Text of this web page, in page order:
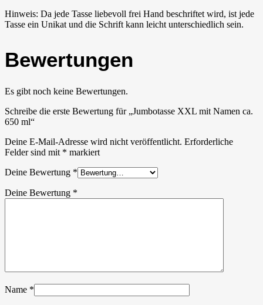
Hinweis: Da jede Tasse liebevoll frei Hand beschriftet wird, ist jede
Tasse ein Unikat und die Schrift kann leicht unterschiedlich sein.
Bewertungen
Es gibt noch keine Bewertungen.
Schreibe die erste Bewertung für „Jumbotasse XXL mit Namen ca.
650 ml“
Deine E-Mail-Adresse wird nicht veröffentlicht. Erforderliche
Felder sind mit * markiert
Deine Bewertung *
Deine Bewertung *
Name *